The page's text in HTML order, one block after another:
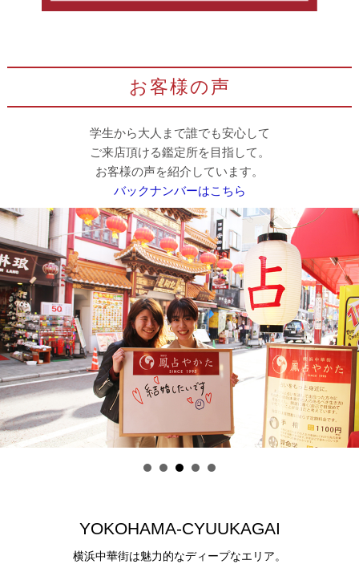
お客様の声
学生から大人まで誰でも安心して
ご来店頂ける鑑定所を目指して。
お客様の声を紹介しています。
バックナンバーはこちら
YOKOHAMA-CYUUKAGAI
横浜中華街は魅力的なディープなエリア。